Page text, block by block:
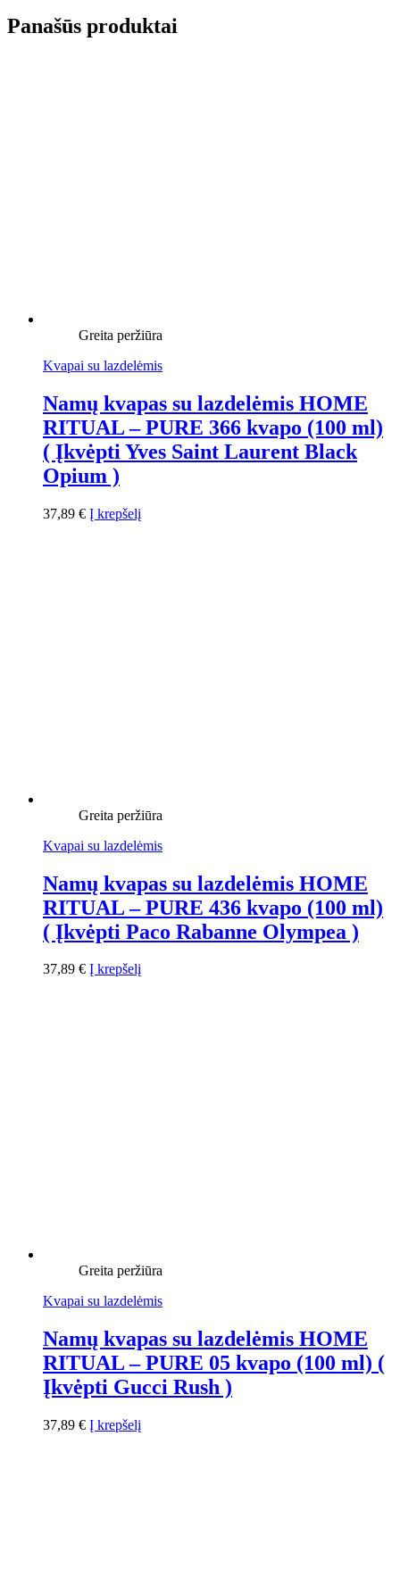
Panašūs produktai
Greita peržiūra
Kvapai su lazdelėmis
Namų kvapas su lazdelėmis HOME
RITUAL – PURE 366 kvapo (100 ml)
( Įkvėpti Yves Saint Laurent Black
Opium )
37,89 € Į krepšelį
Greita peržiūra
Kvapai su lazdelėmis
Namų kvapas su lazdelėmis HOME
RITUAL – PURE 436 kvapo (100 ml)
( Įkvėpti Paco Rabanne Olympea )
37,89 € Į krepšelį
Greita peržiūra
Kvapai su lazdelėmis
Namų kvapas su lazdelėmis HOME
RITUAL – PURE 05 kvapo (100 ml) (
Įkvėpti Gucci Rush )
37,89 € Į krepšelį